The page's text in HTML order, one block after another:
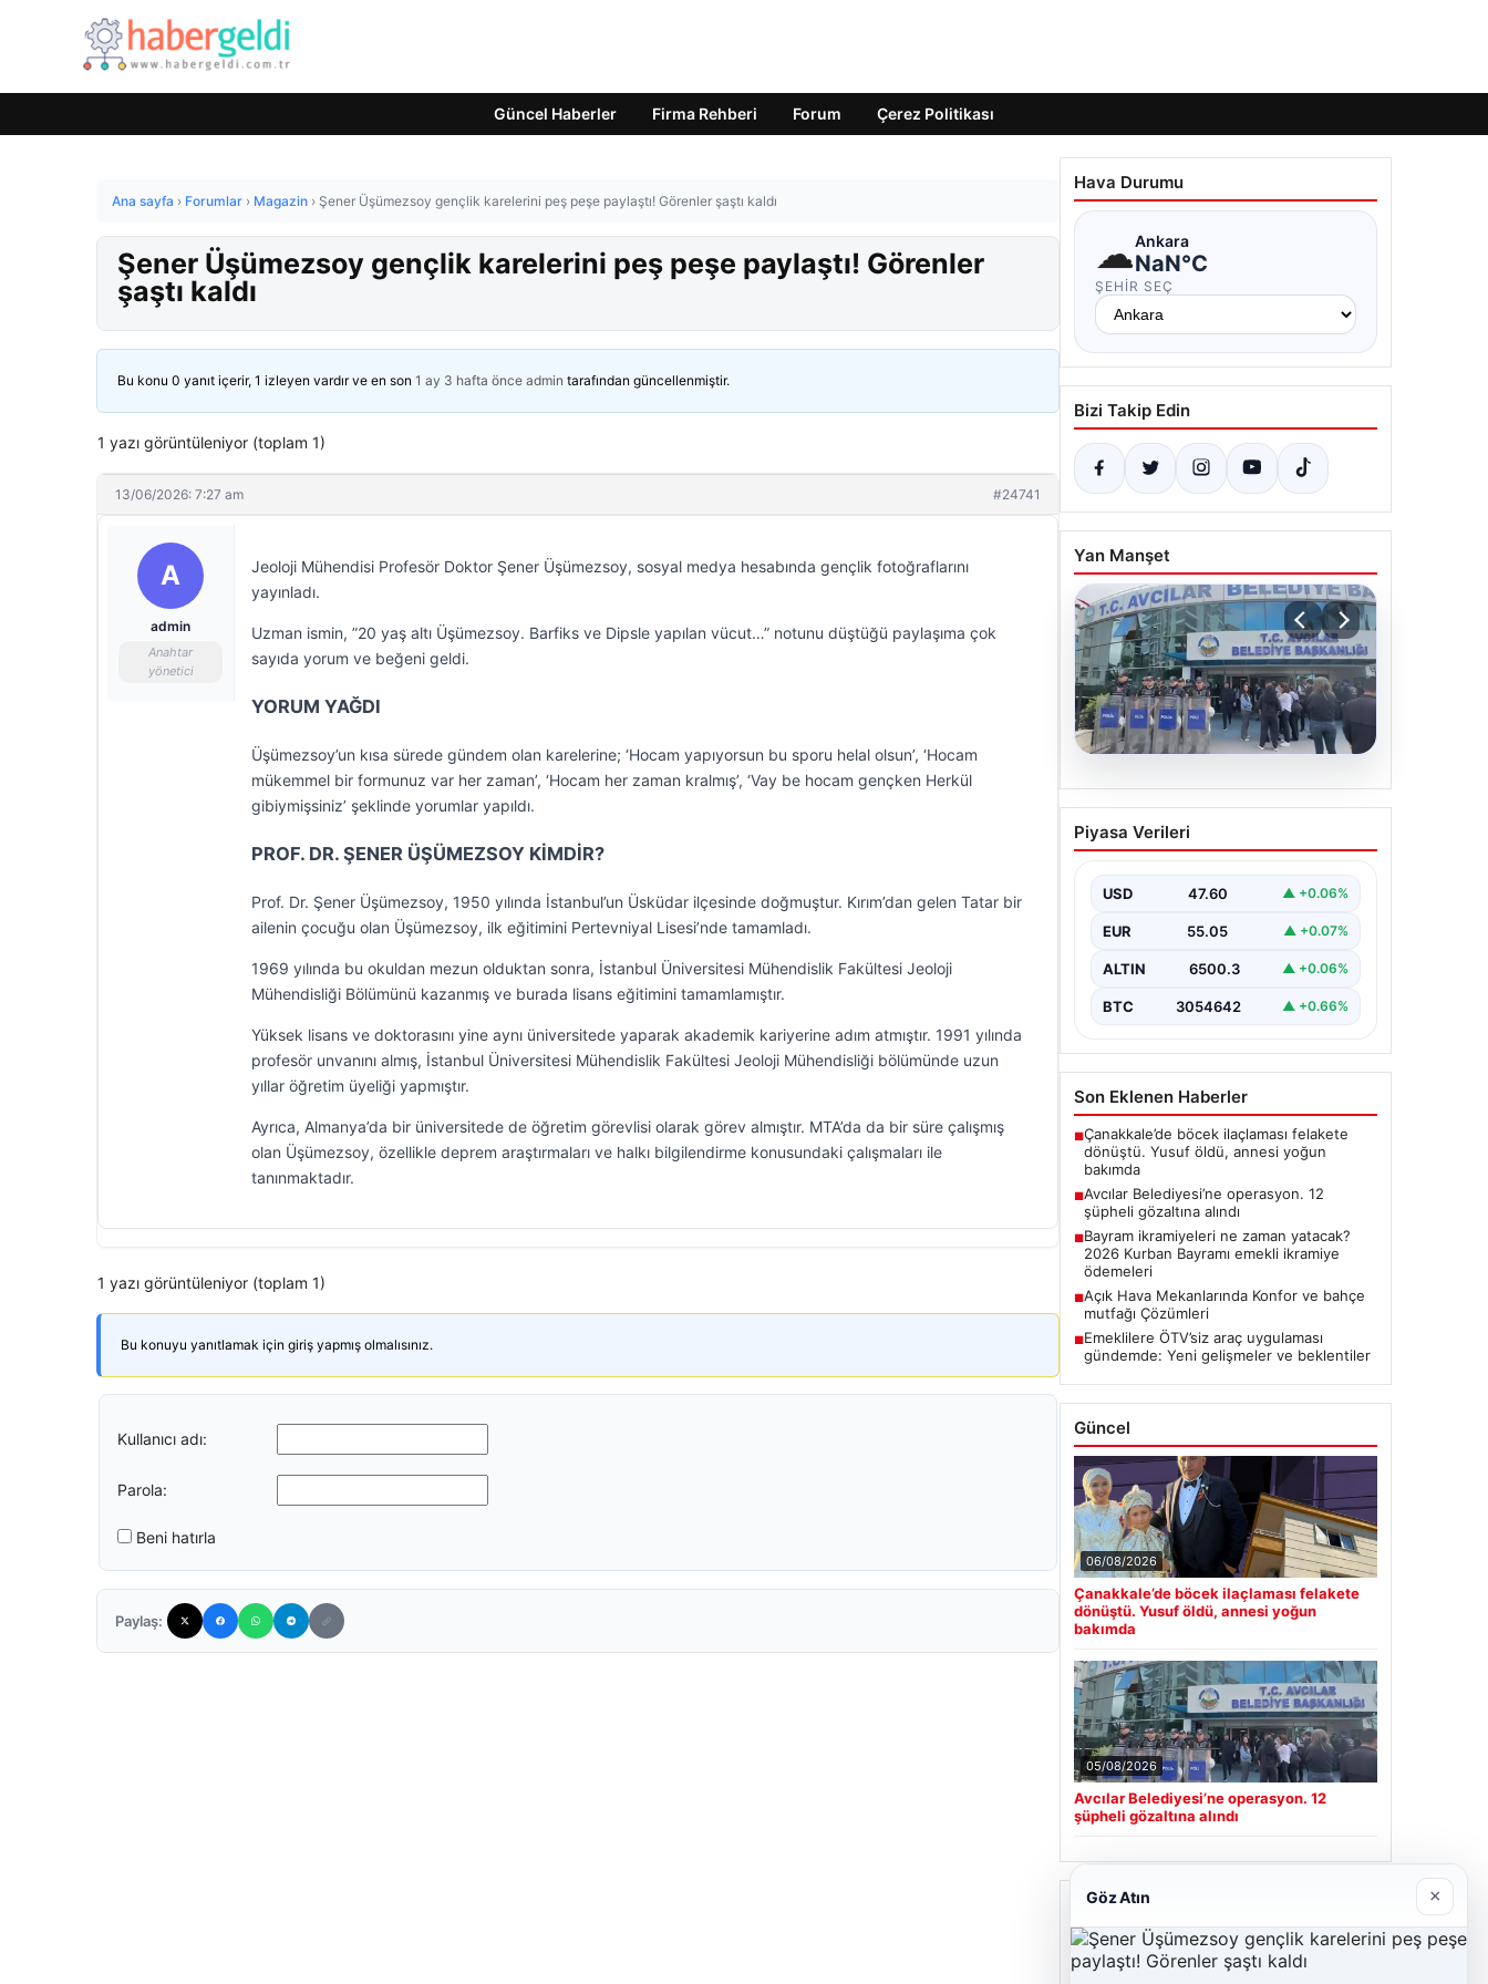
Güncel Haberler Firma Rehberi Forum Çerez Politikası
Ana sayfa › Forumlar › Magazin › Şener Üşümezsoy gençlik karelerini peş peşe paylaştı! Görenler şaştı kaldı
Şener Üşümezsoy gençlik karelerini peş peşe paylaştı! Görenler
şaştı kaldı
Bu konu 0 yanıt içerir, 1 izleyen vardır ve en son 1 ay 3 hafta önce admin tarafından güncellenmiştir.
1 yazı görüntüleniyor (toplam 1)
13/06/2026: 7:27 am #24741
A
admin
Anahtar
yönetici
Jeoloji Mühendisi Profesör Doktor Şener Üşümezsoy, sosyal medya hesabında gençlik fotoğraflarını
yayınladı.
Uzman ismin, ”20 yaş altı Üşümezsoy. Barfiks ve Dipsle yapılan vücut…” notunu düştüğü paylaşıma çok
sayıda yorum ve beğeni geldi.
YORUM YAĞDI
Üşümezsoy’un kısa sürede gündem olan karelerine; ‘Hocam yapıyorsun bu sporu helal olsun’, ‘Hocam
mükemmel bir formunuz var her zaman’, ‘Hocam her zaman kralmış’, ‘Vay be hocam gençken Herkül
gibiymişsiniz’ şeklinde yorumlar yapıldı.
PROF. DR. ŞENER ÜŞÜMEZSOY KİMDİR?
Prof. Dr. Şener Üşümezsoy, 1950 yılında İstanbul’un Üsküdar ilçesinde doğmuştur. Kırım’dan gelen Tatar bir
ailenin çocuğu olan Üşümezsoy, ilk eğitimini Pertevniyal Lisesi’nde tamamladı.
1969 yılında bu okuldan mezun olduktan sonra, İstanbul Üniversitesi Mühendislik Fakültesi Jeoloji
Mühendisliği Bölümünü kazanmış ve burada lisans eğitimini tamamlamıştır.
Yüksek lisans ve doktorasını yine aynı üniversitede yaparak akademik kariyerine adım atmıştır. 1991 yılında
profesör unvanını almış, İstanbul Üniversitesi Mühendislik Fakültesi Jeoloji Mühendisliği bölümünde uzun
yıllar öğretim üyeliği yapmıştır.
Ayrıca, Almanya’da bir üniversitede de öğretim görevlisi olarak görev almıştır. MTA’da da bir süre çalışmış
olan Üşümezsoy, özellikle deprem araştırmaları ve halkı bilgilendirme konusundaki çalışmaları ile
tanınmaktadır.
1 yazı görüntüleniyor (toplam 1)
Bu konuyu yanıtlamak için giriş yapmış olmalısınız.
Kullanıcı adı:
Parola:
Beni hatırla
Paylaş:
Hava Durumu
☁Ankara
NaN°C
ŞEHIR SEÇ
Bizi Takip Edin
Yan Manşet
Avcılar Belediyesi’ne
operasyon. 12 şüpheli
Piyasa Verileri
USD 47.60 ▲ +0.06%
EUR 55.05 ▲ +0.07%
ALTIN 6500.3 ▲ +0.06%
BTC 3054642 ▲ +0.66%
Son Eklenen Haberler
■Çanakkale’de böcek ilaçlaması felakete
dönüştü. Yusuf öldü, annesi yoğun
bakımda
■Avcılar Belediyesi’ne operasyon. 12
şüpheli gözaltına alındı
■Bayram ikramiyeleri ne zaman yatacak?
2026 Kurban Bayramı emekli ikramiye
ödemeleri
■Açık Hava Mekanlarında Konfor ve bahçe
mutfağı Çözümleri
■Emeklilere ÖTV’siz araç uygulaması
gündemde: Yeni gelişmeler ve beklentiler
Güncel
06/08/2026
Çanakkale’de böcek ilaçlaması felakete
dönüştü. Yusuf öldü, annesi yoğun
bakımda
05/08/2026
Avcılar Belediyesi’ne operasyon. 12
şüpheli gözaltına alındı
Son Eklenen Firmalar
Cengiz Sigorta
Göz Atın ×